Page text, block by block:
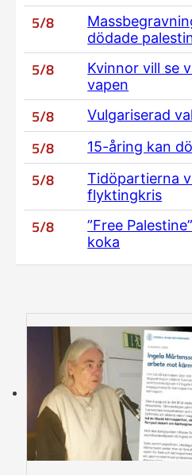
5/8
dödade
5/8
Kvinnor vill se
vapen
5/8 Vulgariserad
5/8 15-åring kan
5/8
Tidöpartierna
flyktingkris
5/8
”Free
koka